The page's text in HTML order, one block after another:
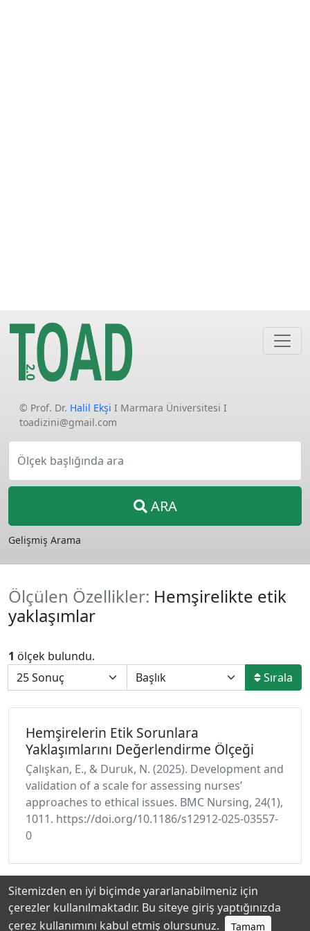
© Prof. Dr. Halil Ekşi I Marmara Üniversitesi I
toadizini@gmail.com
Ölçek başlığında ara
ARA
Gelişmiş Arama
Ölçülen Özellikler: Hemşirelikte etik
yaklaşımlar
1 ölçek bulundu.
Sırala
Hemşirelerin Etik Sorunlara
Yaklaşımlarını Değerlendirme Ölçeği
Çalışkan, E., & Duruk, N. (2025). Development and
validation of a scale for assessing nurses’
approaches to ethical issues. BMC Nursing, 24(1),
1011. https://doi.org/10.1186/s12912-025-03557-
0
Hakkında Katkıda Bulunanlar Gizlilik Politikası
Sitemizden en iyi biçimde yararlanabilmeniz için
çerezler kullanılmaktadır. Bu siteye giriş yaptığınızda
çerez kullanımını kabul etmiş olursunuz.
Tamam